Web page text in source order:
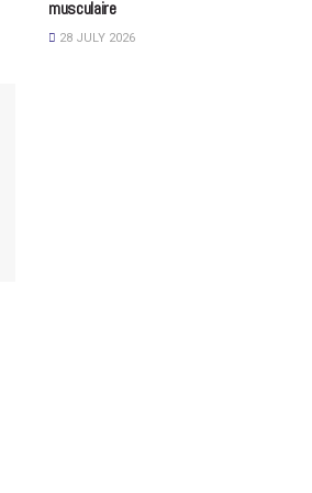
musculaire
28 JULY 2026